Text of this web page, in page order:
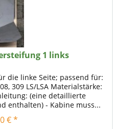
1 links
die linke Seite; passend für:
309 LS/LSA Materialstärke:
(eine detaillierte
enthalten) - Kabine muss...
€ *